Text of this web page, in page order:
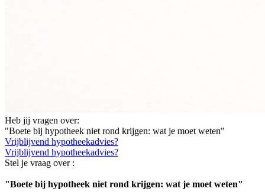
Heb jij vragen over:
"Boete bij hypotheek niet rond krijgen: wat je moet weten"
Vrijblijvend hypotheekadvies?
Vrijblijvend hypotheekadvies?
Stel je vraag over :
"Boete bij hypotheek niet rond krijgen: wat je moet weten"